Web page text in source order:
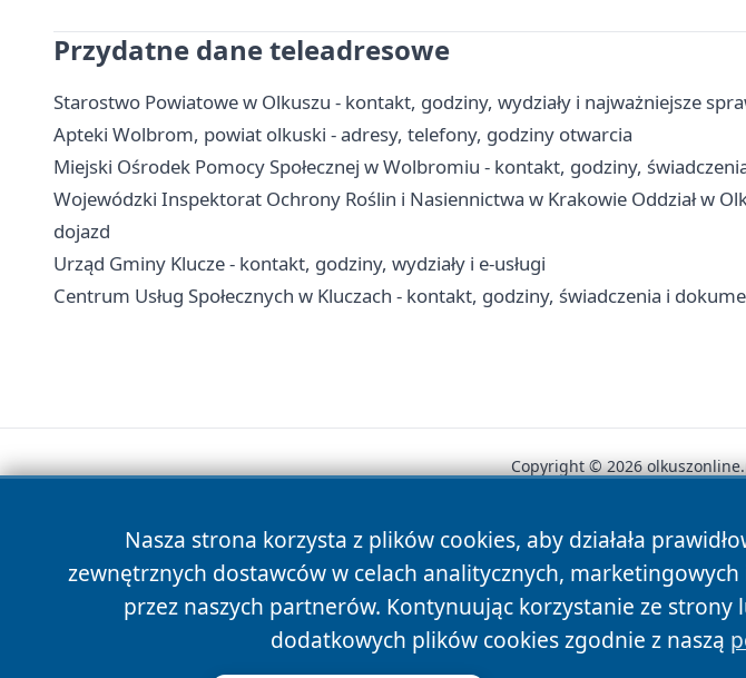
Przydatne dane teleadresowe
Starostwo Powiatowe w Olkuszu - kontakt, godziny, wydziały i najważniejsze
Apteki Wolbrom, powiat olkuski - adresy, telefony, godziny otwarcia
Miejski Ośrodek Pomocy Społecznej w Wolbromiu - kontakt, godziny,
Wojewódzki Inspektorat Ochrony Roślin i Nasiennictwa w Krakowie Oddział w
dojazd
Urząd Gminy Klucze - kontakt, godziny, wydziały i e-usługi
Centrum Usług Społecznych w Kluczach - kontakt, godziny, świadczenia i
Nasza strona korzysta z plików cookies, aby działała
zewnętrznych dostawców w celach analitycznych,
przez naszych partnerów. Kontynuując korzystanie ze strony
dodatkowych plików cookies zgodnie z naszą
Copyright © 2026
News Autorzy Polityka